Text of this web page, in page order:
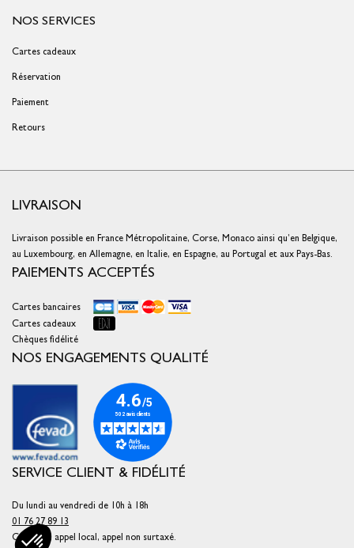
NOS SERVICES
Cartes cadeaux
Réservation
Paiement
Retours
LIVRAISON
Livraison possible en France Métropolitaine, Corse, Monaco ainsi qu’en Belgique,
au Luxembourg, en Allemagne, en Italie, en Espagne, au Portugal et aux Pays-Bas.
PAIEMENTS ACCEPTÉS
Cartes bancaires
Cartes cadeaux
Chèques fidélité
NOS ENGAGEMENTS QUALITÉ
SERVICE CLIENT & FIDÉLITÉ
Du lundi au vendredi de 10h à 18h
01 76 27 89 13
Coût d'un appel local, appel non surtaxé.